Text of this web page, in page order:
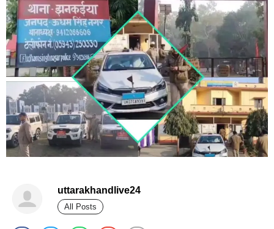
uttarakhandlive24
All Posts